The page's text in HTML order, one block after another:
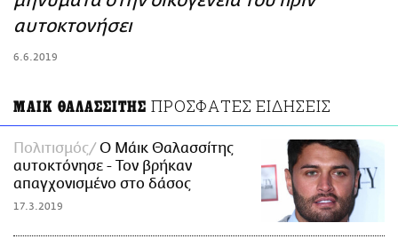
ΑΜΠΑ
αυτοκτονήσει
6.6.2019
ΜΑΙΚ ΘΑΛΑΣΣΙΤΗΣ ΠΡΟΣΦΑΤΕΣ ΕΙΔΗΣΕΙΣ
Πολιτισμός
O Μάικ Θαλασσίτης
αυτοκτόνησε - Τον βρήκαν
απαγχονισμένο στο δάσος
17.3.2019